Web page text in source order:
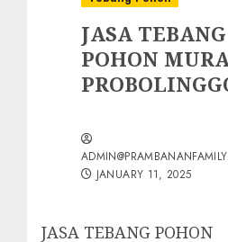
JASA TEBANG
POHON
JANUARY 11, 2025
JASA TEBANG POHON